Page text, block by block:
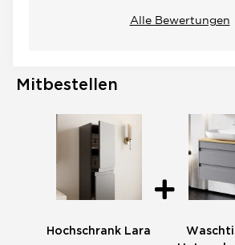
Alle Bewertungen
Mitbestellen
Hochschrank Lara